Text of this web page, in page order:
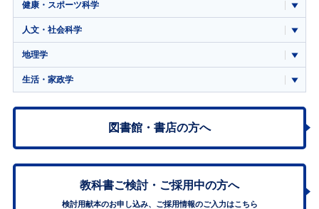
健康・スポーツ科学
人文・社会科学
地理学
生活・家政学
図書館・書店の方へ
教科書ご検討・ ご採用中の方へ
検討用献本のお申し込み、ご採用情報のご入力はこちら